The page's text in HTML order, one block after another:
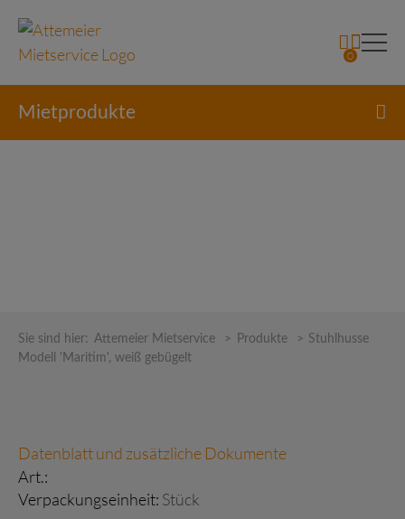
0
Mietprodukte
content
Sie sind hier: Attemeier Mietservice > Produkte > Stuhlhusse
Modell 'Maritim', weiß gebügelt
Datenblatt und zusätzliche Dokumente
Art.:
Verpackungseinheit: Stück